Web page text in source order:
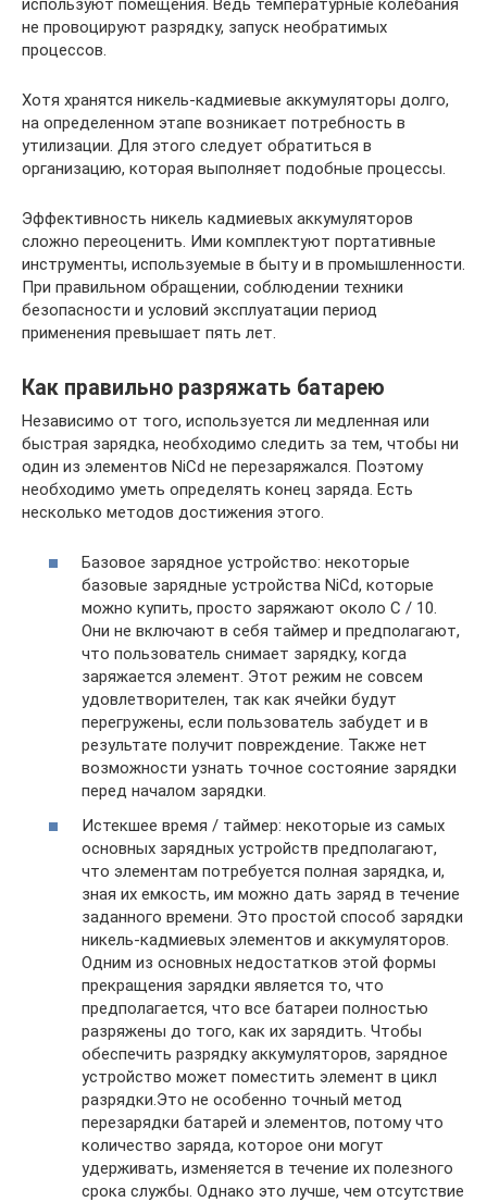
используют помещения. Ведь температурные колебания
не провоцируют разрядку, запуск необратимых
процессов.
Хотя хранятся никель-кадмиевые аккумуляторы долго,
на определенном этапе возникает потребность в
утилизации. Для этого следует обратиться в
организацию, которая выполняет подобные процессы.
Эффективность никель кадмиевых аккумуляторов
сложно переоценить. Ими комплектуют портативные
инструменты, используемые в быту и в промышленности.
При правильном обращении, соблюдении техники
безопасности и условий эксплуатации период
применения превышает пять лет.
Как правильно разряжать батарею
Независимо от того, используется ли медленная или
быстрая зарядка, необходимо следить за тем, чтобы ни
один из элементов NiCd не перезаряжался. Поэтому
необходимо уметь определять конец заряда. Есть
несколько методов достижения этого.
Базовое зарядное устройство: некоторые
базовые зарядные устройства NiCd, которые
можно купить, просто заряжают около C / 10.
Они не включают в себя таймер и предполагают,
что пользователь снимает зарядку, когда
заряжается элемент. Этот режим не совсем
удовлетворителен, так как ячейки будут
перегружены, если пользователь забудет и в
результате получит повреждение. Также нет
возможности узнать точное состояние зарядки
перед началом зарядки.
Истекшее время / таймер: некоторые из самых
основных зарядных устройств предполагают,
что элементам потребуется полная зарядка, и,
зная их емкость, им можно дать заряд в течение
заданного времени. Это простой способ зарядки
никель-кадмиевых элементов и аккумуляторов.
Одним из основных недостатков этой формы
прекращения зарядки является то, что
предполагается, что все батареи полностью
разряжены до того, как их зарядить. Чтобы
обеспечить разрядку аккумуляторов, зарядное
устройство может поместить элемент в цикл
разрядки.Это не особенно точный метод
перезарядки батарей и элементов, потому что
количество заряда, которое они могут
удерживать, изменяется в течение их полезного
срока службы. Однако это лучше, чем отсутствие